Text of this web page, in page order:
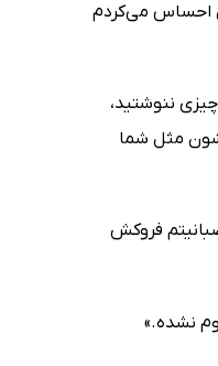
احساس می‌کردم
ننوشتید،
مثل شما
فروکش
نشده.»